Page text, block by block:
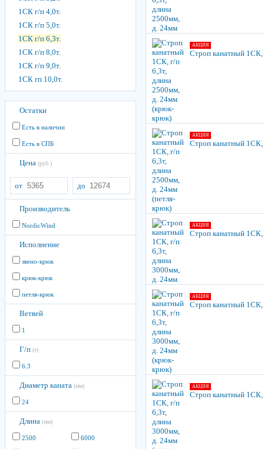
1СК г/п 4,0т.
1СК г/п 5,0т.
1СК г/п 6,3т.
1СК г/п 8,0т.
1СК г/п 9,0т.
1СК гп 10,0т.
Остатки
Есть в наличии
Есть в СПБ
Цена (руб.)
от до
Производитель
NordicWind
Исполнение
звено-крюк
крюк-крюк
петля-крюк
Ветвей
1
Г/п (т)
6.3
Диаметр каната (мм)
24
Длина (мм)
2500 6000
АКЦИЯ
Строп канатный
АКЦИЯ
Строп канатный 1СК,
АКЦИЯ
Строп канатный 1СК,
АКЦИЯ
Строп канатный
АКЦИЯ
Строп канатный 1СК,